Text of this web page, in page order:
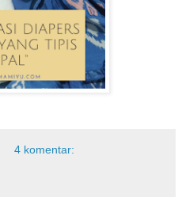
4 komentar: